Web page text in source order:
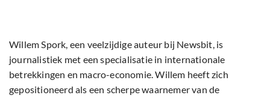
Willem Spork, een veelzijdige auteur bij Newsbit, is
journalistiek met een specialisatie in internationale
betrekkingen en macro-economie. Willem heeft zich
gepositioneerd als een scherpe waarnemer van de